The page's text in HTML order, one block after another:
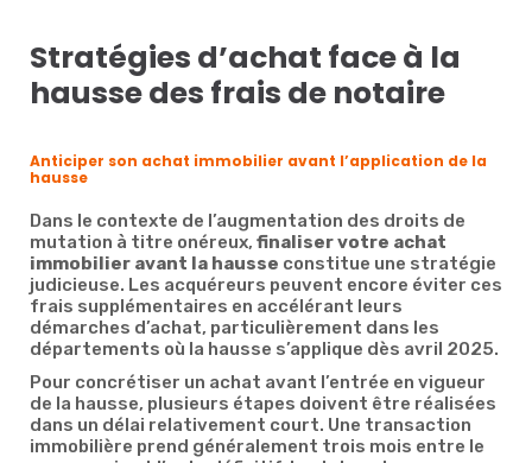
Stratégies d’achat face à la
hausse des frais de notaire
Anticiper son achat immobilier avant l’application de la
hausse
Dans le contexte de l’augmentation des droits de
mutation à titre onéreux, finaliser votre achat
immobilier avant la hausse constitue une stratégie
judicieuse. Les acquéreurs peuvent encore éviter ces
frais supplémentaires en accélérant leurs
démarches d’achat, particulièrement dans les
départements où la hausse s’applique dès avril 2025.
Pour concrétiser un achat avant l’entrée en vigueur
de la hausse, plusieurs étapes doivent être réalisées
dans un délai relativement court. Une transaction
immobilière prend généralement trois mois entre le